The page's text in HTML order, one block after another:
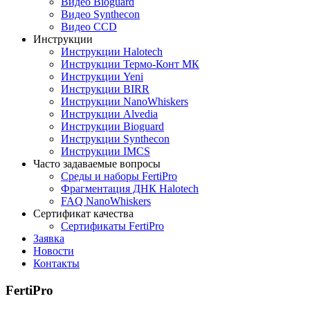
Видео Synthecon
Видео CCD
Инструкции
Инструкции Halotech
Инструкции Термо-Конт МК
Инструкции Yeni
Инструкции BIRR
Инструкции NanoWhiskers
Инструкции Alvedia
Инструкции Bioguard
Инструкции Synthecon
Инструкции IMCS
Часто задаваемые вопросы
Среды и наборы FertiPro
Фрагментация ДНК Halotech
FAQ NanoWhiskers
Сертификат качества
Сертификаты FertiPro
Заявка
Новости
Контакты
FertiPro